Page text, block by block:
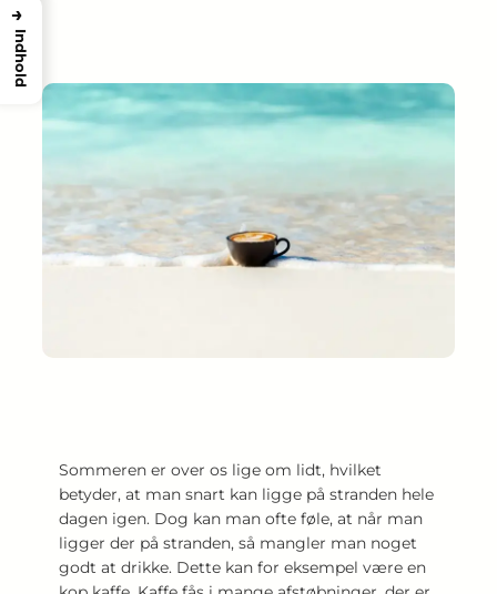
Sommeren er over os lige om lidt, hvilket
betyder, at man snart kan ligge på stranden hele
dagen igen. Dog kan man ofte føle, at når man
ligger der på stranden, så mangler man noget
godt at drikke. Dette kan for eksempel være en
→
Indhold